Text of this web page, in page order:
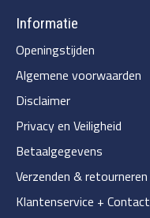
Informatie
Openingstijden
Algemene voorwaarden
Disclaimer
Privacy en Veiligheid
Betaalgegevens
Verzenden & retourneren
Klantenservice + Contact